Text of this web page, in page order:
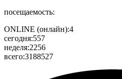
посещаемость:
ONLINE (онлайн):4
сегодня:557
неделя:2256
всего:3188527